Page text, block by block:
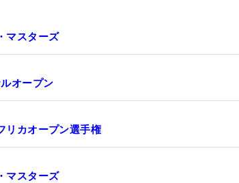
マスターズ
オープン
リカオープン選手権
マスターズ